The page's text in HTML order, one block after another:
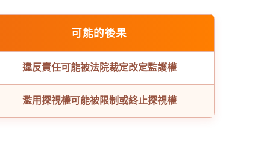
可能的後果
違反責任可能被法院裁定改定監護權
濫用探視權可能被限制或終止探視權